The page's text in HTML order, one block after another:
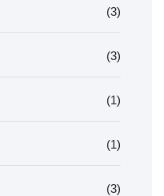
(3)
(3)
(1)
(1)
(3)